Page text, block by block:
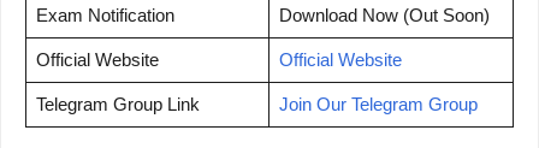
Exam Notification Download Now (Out Soon)
Official Website Official Website
Telegram Group Link Join Our Telegram Group